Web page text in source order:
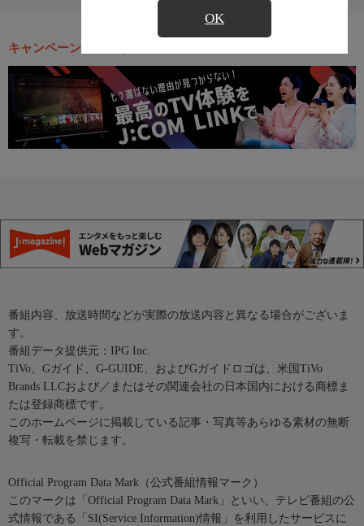
OK
キャンペーン・お得な情報
番組内容、放送時間などが実際の放送内容と異なる場合がございま
す。
番組データ提供元：IPG Inc.
TiVo、Gガイド、G-GUIDE、およびGガイドロゴは、米国TiVo
Brands LLCおよび／またはその関連会社の日本国内における商標ま
たは登録商標です。
このホームページに掲載している記事・写真等あらゆる素材の無断
複写・転載を禁じます。
Official Program Data Mark（公式番組情報マーク）
このマークは「Official Program Data Mark」といい、テレビ番組の公
式情報である「SI(Service Information)情報」を利用したサービスに